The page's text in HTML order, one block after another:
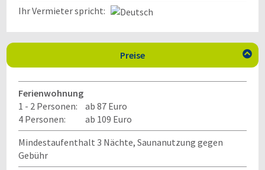
Ihr Vermieter spricht:
Preise 
Ferienwohnung
1 - 2 Personen:
ab 87 Euro
4 Personen:
ab 109 Euro
Mindestaufenthalt 3 Nächte, Saunanutzung gegen
Gebühr